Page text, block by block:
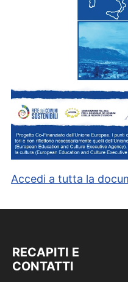
Accedi a tutta la
RECAPITI E
CONTATTI